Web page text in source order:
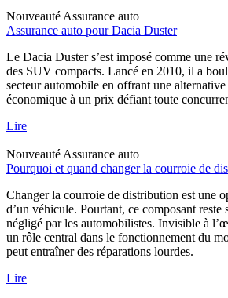
Nouveauté Assurance auto
Assurance auto pour Dacia Duster
Le Dacia Duster s’est imposé comme une
des SUV compacts. Lancé en 2010, il a
secteur automobile en offrant une
économique à un prix défiant toute
Lire
Nouveauté Assurance auto
Pourquoi et quand changer la courroie de
Changer la courroie de distribution est une
d’un véhicule. Pourtant, ce composant
négligé par les automobilistes. Invisible à
un rôle central dans le fonctionnement du
peut entraîner des réparations lourdes.
Lire